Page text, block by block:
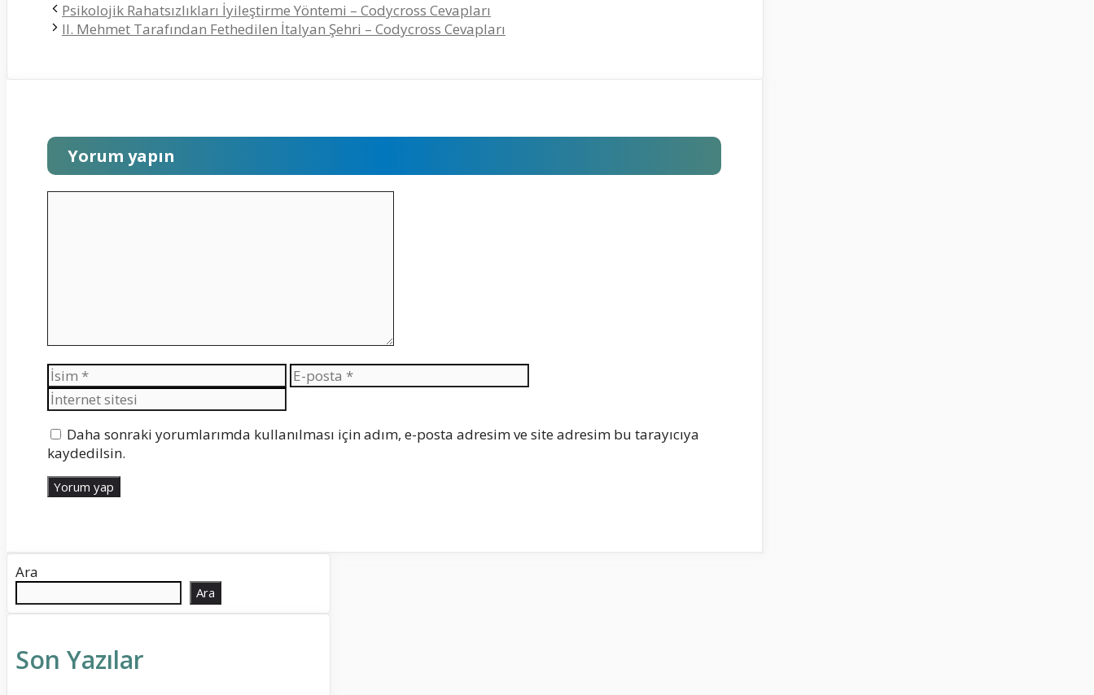
Psikolojik Rahatsızlıkları İyileştirme Yöntemi – Codycross Cevapları
II. Mehmet Tarafından Fethedilen İtalyan Şehri – Codycross Cevapları
Yorum yapın
İsim
E-
posta
sitesi
Daha sonraki yorumlarımda kullanılması için adım, e-posta adresim ve site adresim bu tarayıcıya
kaydedilsin.
Ara
Ara
Son Yazılar